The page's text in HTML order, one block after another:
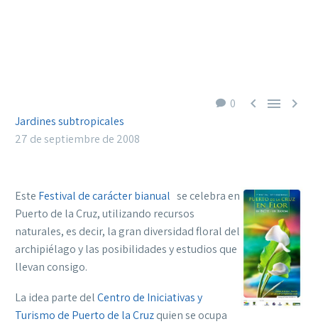
0   
Jardines subtropicales
27 de septiembre de 2008
Este Festival de carácter bianual se celebra en
Puerto de la Cruz, utilizando recursos
naturales, es decir, la gran diversidad floral del
archipiélago y las posibilidades y estudios que
llevan consigo.
La idea parte delCentro de Iniciativas y
Turismo de Puerto de la Cruzquien se ocupa